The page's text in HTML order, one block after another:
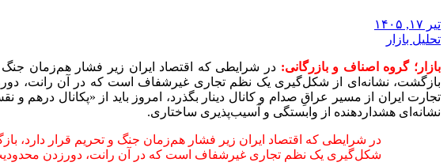
تیر ۱۷, ۱۴۰۵
تحلیل بازار
بازار؛ گروه اصناف و بازرگانی: در شرایطی که اقتصاد ایران زیر فشار هم‌زمان
بازگشت، نشانه‌ای از شکل‌گیری یک نظم تجاری غیرشفاف است که در آن رانت،
تجارت ایران از مسیر عراقِ صدام و کانال دینار بگذرد، امروز باید از «پکانال
نشانه‌ای هشداردهنده از وابستگی و آسیب‌پذیری ساختاری.
در شرایطی که اقتصاد ایران زیر فشار هم‌زمان جنگ و تحریم قرار دارد،
شکل‌گیری یک نظم تجاری غیرشفاف است که در آن رانت، دورزدن